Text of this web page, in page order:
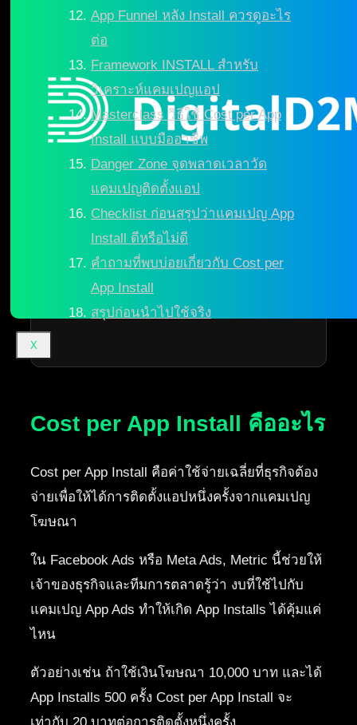
X
App Funnel หลัง Install ควรดูอะไร
ต่อ
Framework INSTALL สำหรับ
วิเคราะห์แคมเปญแอป
Masterclass วิธีใช้ Cost per App
Install แบบมืออาชีพ
Danger Zone จุดพลาดเวลาวัด
แคมเปญติดตั้งแอป
Checklist ก่อนสรุปว่าแคมเปญ App
Install ดีหรือไม่ดี
คำถามที่พบบ่อยเกี่ยวกับ Cost per
App Install
สรุปก่อนนำไปใช้จริง
Cost per App Install คืออะไร
Cost per App Install คือค่าใช้จ่ายเฉลี่ยที่ธุรกิจต้อง
จ่ายเพื่อให้ได้การติดตั้งแอปหนึ่งครั้งจากแคมเปญ
โฆษณา
ใน Facebook Ads หรือ Meta Ads, Metric นี้ช่วยให้
เจ้าของธุรกิจและทีมการตลาดรู้ว่า งบที่ใช้ไปกับ
แคมเปญ App Ads ทำให้เกิด App Installs ได้คุ้มแค่
ไหน
ตัวอย่างเช่น ถ้าใช้เงินโฆษณา 10,000 บาท และได้
App Installs 500 ครั้ง Cost per App Install จะ